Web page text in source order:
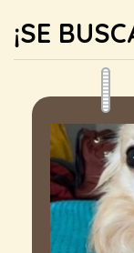
¡SE